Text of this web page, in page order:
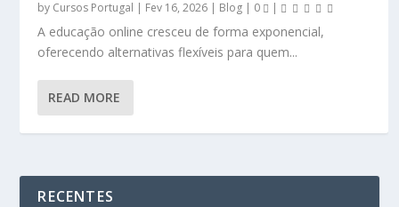
by Cursos Portugal | Fev 16, 2026 | Blog | 0 |
A educação online cresceu de forma exponencial,
oferecendo alternativas flexíveis para quem...
READ MORE
RECENTES